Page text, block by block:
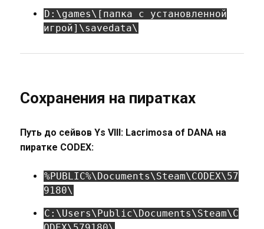
D:\games\[папка с установленной
игрой]\savedata\
Сохранения на пиратках
Путь до сейвов Ys VIII: Lacrimosa of DANA на
пиратке CODEX:
%PUBLIC%\Documents\Steam\CODEX\57
9180\
C:\Users\Public\Documents\Steam\C